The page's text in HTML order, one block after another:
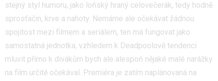
stejný styl humoru, jako loňský hraný celovečerák, tedy hodně
sprosťačin, krve a nahoty. Nemáme ale očekávat žádnou
spojitost mezi filmem a seriálem, ten má fungovat jako
samostatná jednotka, vzhledem k Deadpoolově tendenci
mluvit přímo k divákům bych ale alespoň nějaké malé narážky
na film určitě očekával. Premiéra je zatím naplánovaná na